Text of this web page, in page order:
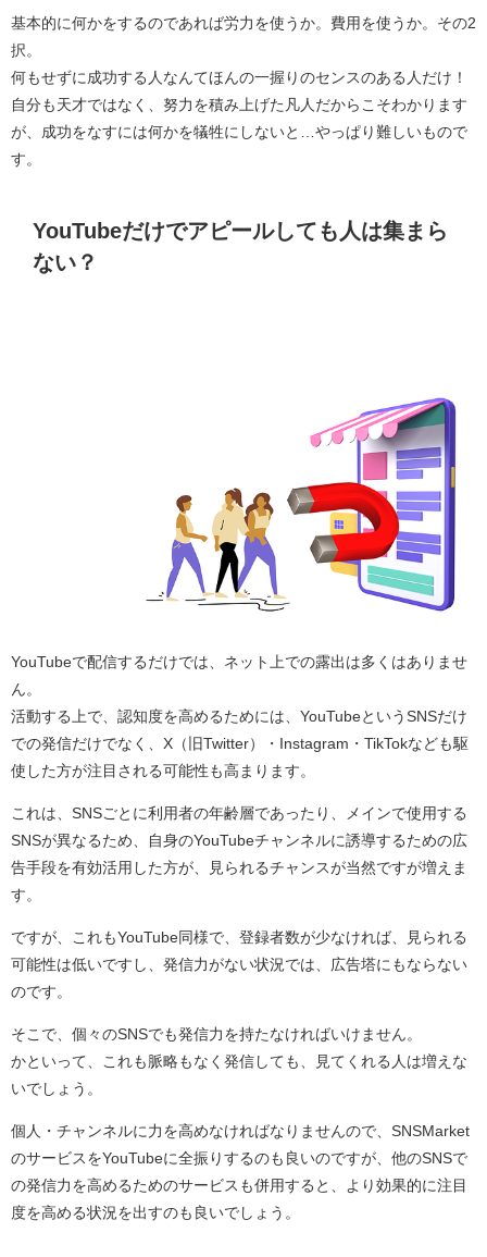
基本的に何かをするのであれば労力を使うか。費用を使うか。その2
択。
何もせずに成功する人なんてほんの一握りのセンスのある人だけ！
自分も天才ではなく、努力を積み上げた凡人だからこそわかります
が、成功をなすには何かを犠牲にしないと…やっぱり難しいもので
す。
YouTubeだけでアピールしても人は集まら
ない？
YouTubeで配信するだけでは、ネット上での露出は多くはありませ
ん。
活動する上で、認知度を高めるためには、YouTubeというSNSだけ
での発信だけでなく、X（旧Twitter）・Instagram・TikTokなども駆
使した方が注目される可能性も高まります。
これは、SNSごとに利用者の年齢層であったり、メインで使用する
SNSが異なるため、自身のYouTubeチャンネルに誘導するための広
告手段を有効活用した方が、見られるチャンスが当然ですが増えま
す。
ですが、これもYouTube同様で、登録者数が少なければ、見られる
可能性は低いですし、発信力がない状況では、広告塔にもならない
のです。
そこで、個々のSNSでも発信力を持たなければいけません。
かといって、これも脈略もなく発信しても、見てくれる人は増えな
いでしょう。
個人・チャンネルに力を高めなければなりませんので、SNSMarket
のサービスをYouTubeに全振りするのも良いのですが、他のSNSで
の発信力を高めるためのサービスも併用すると、より効果的に注目
度を高める状況を出すのも良いでしょう。